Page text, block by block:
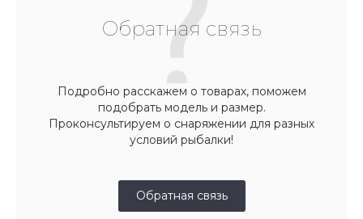
Обратная связь
Подробно расскажем о товарах, поможем
подобрать модель и размер.
Проконсультируем о снаряжении для разных
условий рыбалки!
Обратная связь